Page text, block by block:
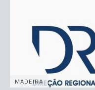
MADEIRA